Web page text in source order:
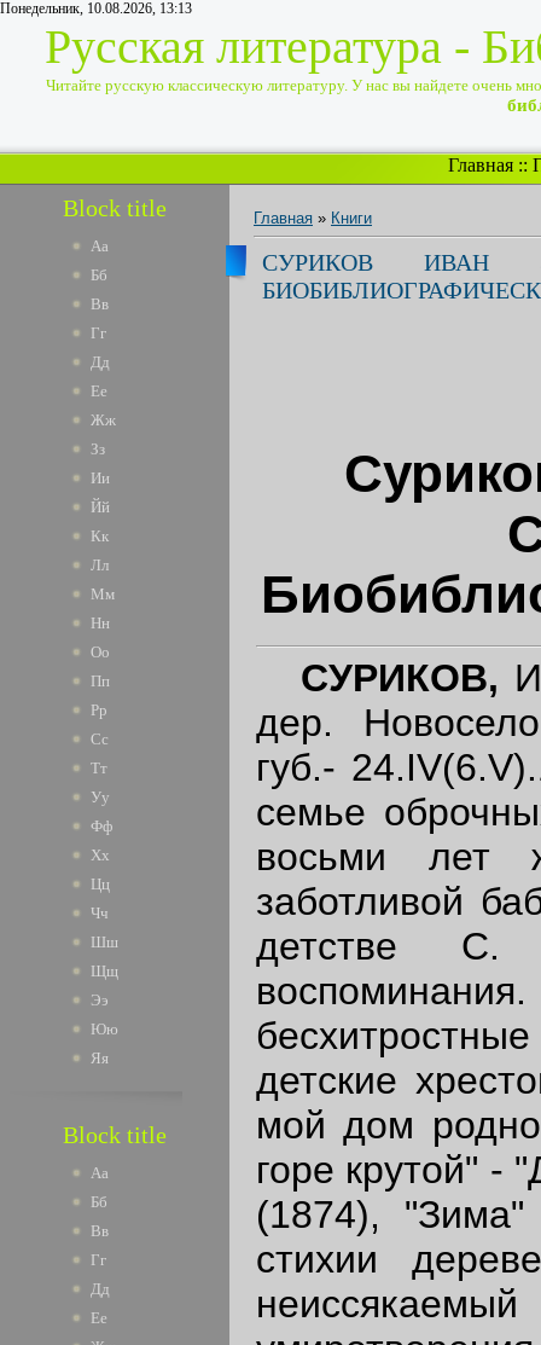
Понедельник, 10.08.2026, 13:13
Русская литература -
Читайте русскую классическую литературу. У нас вы найдете очень
Главная ::
Block title
Аа
Бб
Вв
Гг
Дд
Ее
Жж
Зз
Ии
Йй
Кк
Лл
Мм
Нн
Оо
Пп
Рр
Сс
Тт
Уу
Фф
Хх
Цц
Чч
Шш
Щщ
Ээ
Юю
Яя
Block title
Аа
Бб
Вв
Гг
Дд
Ее
Главная » Книги
СУРИКОВ ИВАН
СУРИКОВ,
дер.
губ.-
семье
восьми лет
заботливой
детстве С.
детские
мой дом
горе крутой" -
(1874),
стихии